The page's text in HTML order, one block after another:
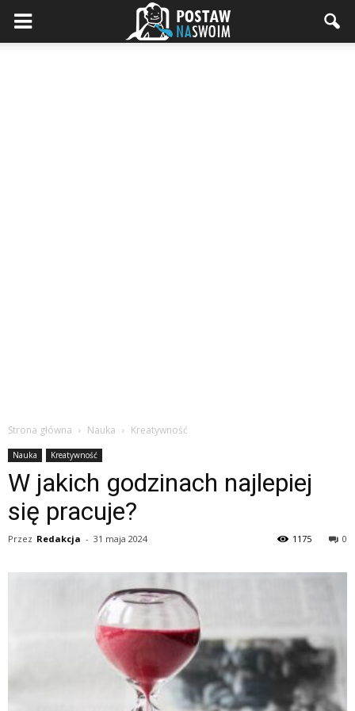
Strona główna Nauka Kreatywność
Nauka Kreatywność
W jakich godzinach najlepiej
się pracuje?
Przez Redakcja - 31 maja 2024 0
1175